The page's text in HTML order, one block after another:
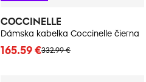
COCCINELLE
Dámska kabelka Coccinelle čierna
332.99 €
165.59 €